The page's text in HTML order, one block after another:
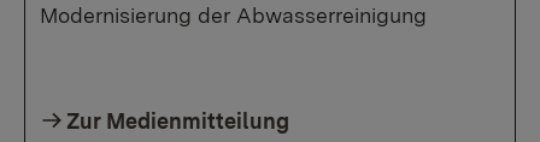
Modernisierung der Abwasserreinigung
Zur Medienmitteilung